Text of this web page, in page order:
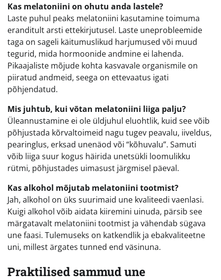
Kas melatoniini on ohutu anda lastele?
Laste puhul peaks melatoniini kasutamine toimuma
eranditult arsti ettekirjutusel. Laste uneprobleemide
taga on sageli käitumuslikud harjumused või muud
tegurid, mida hormoonide andmine ei lahenda.
Pikaajaliste mõjude kohta kasvavale organismile on
piiratud andmeid, seega on ettevaatus igati
põhjendatud.
Mis juhtub, kui võtan melatoniini liiga palju?
Üleannustamine ei ole üldjuhul eluohtlik, kuid see võib
põhjustada kõrvaltoimeid nagu tugev peavalu, iiveldus,
pearinglus, erksad unenäod või “kõhuvalu”. Samuti
võib liiga suur kogus häirida unetsükli loomulikku
rütmi, põhjustades uimasust järgmisel päeval.
Kas alkohol mõjutab melatoniini tootmist?
Jah, alkohol on üks suurimaid une kvaliteedi vaenlasi.
Kuigi alkohol võib aidata kiiremini uinuda, pärsib see
märgatavalt melatoniini tootmist ja vähendab sügava
une faasi. Tulemuseks on katkendlik ja ebakvaliteetne
uni, millest ärgates tunned end väsinuna.
Praktilised sammud une